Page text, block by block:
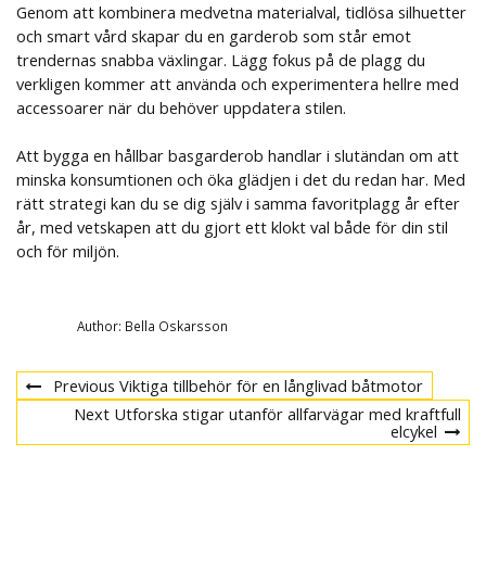
Genom att kombinera medvetna materialval, tidlösa silhuetter
och smart vård skapar du en garderob som står emot
trendernas snabba växlingar. Lägg fokus på de plagg du
verkligen kommer att använda och experimentera hellre med
accessoarer när du behöver uppdatera stilen.
Att bygga en hållbar basgarderob handlar i slutändan om att
minska konsumtionen och öka glädjen i det du redan har. Med
rätt strategi kan du se dig själv i samma favoritplagg år efter
år, med vetskapen att du gjort ett klokt val både för din stil
och för miljön.
Author: Bella Oskarsson
Inläggsnavigering
Previous
post
Previous Viktiga tillbehör för en långlivad båtmotor
Next
Next Utforska stigar utanför allfarvägar med kraftfull
elcykel